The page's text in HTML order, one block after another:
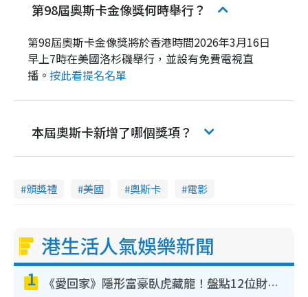
第98屆奧斯卡金像獎何時舉行？
第98屆奧斯卡金像獎將於香港時間2026年3月16日
早上7時在美國洛杉磯舉行，並設有免費電視直
播。 按此看提名名單
本屆奧斯卡新增了哪個獎項？
頒獎禮 美國 奧斯卡 電影
港生活人氣娛樂新聞
1 《愛回家》隱形富豪臥虎藏龍！盤點12位財氣逼人的有錢藝人：呢位靚女3億身家唔憂做